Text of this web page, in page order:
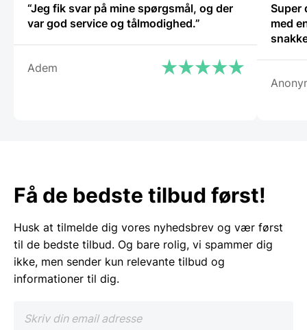
“Jeg fik svar på mine spørgsmål, og der
var god service og tålmodighed.”
Adem
Super
med
Få de bedste tilbud først!
Husk at tilmelde dig vores nyhedsbrev og vær først
til de bedste tilbud. Og bare rolig, vi spammer dig
ikke, men sender kun relevante tilbud og
informationer til dig.